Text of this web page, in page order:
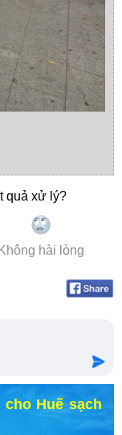
quả xử lý?
Không hài lòng
Huế sạch